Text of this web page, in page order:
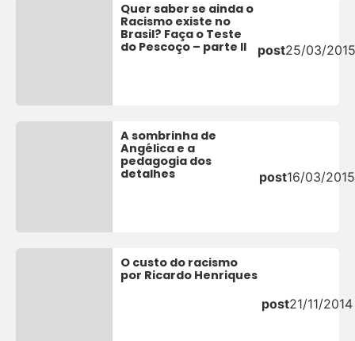
Quer saber se ainda o
Racismo existe no
Brasil? Faça o Teste
do Pescoço – parte II
post25/03/
A sombrinha de
Angélica e a
pedagogia dos
detalhes
post16/03/2015
O custo do racismo
por Ricardo Henriques
post21/11/2014